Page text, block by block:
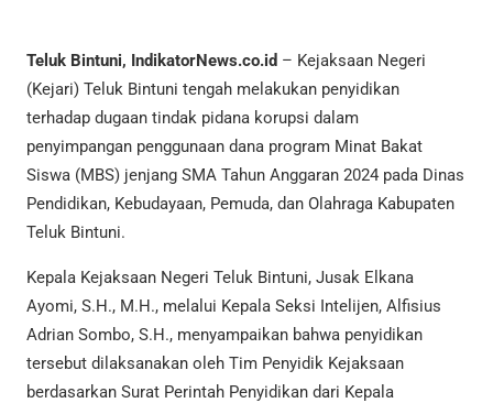
Teluk Bintuni, IndikatorNews.co.id – Kejaksaan Negeri
(Kejari) Teluk Bintuni tengah melakukan penyidikan
terhadap dugaan tindak pidana korupsi dalam
penyimpangan penggunaan dana program Minat Bakat
Siswa (MBS) jenjang SMA Tahun Anggaran 2024 pada Dinas
Pendidikan, Kebudayaan, Pemuda, dan Olahraga Kabupaten
Teluk Bintuni.
Kepala Kejaksaan Negeri Teluk Bintuni, Jusak Elkana
Ayomi, S.H., M.H., melalui Kepala Seksi Intelijen, Alfisius
Adrian Sombo, S.H., menyampaikan bahwa penyidikan
tersebut dilaksanakan oleh Tim Penyidik Kejaksaan
berdasarkan Surat Perintah Penyidikan dari Kepala